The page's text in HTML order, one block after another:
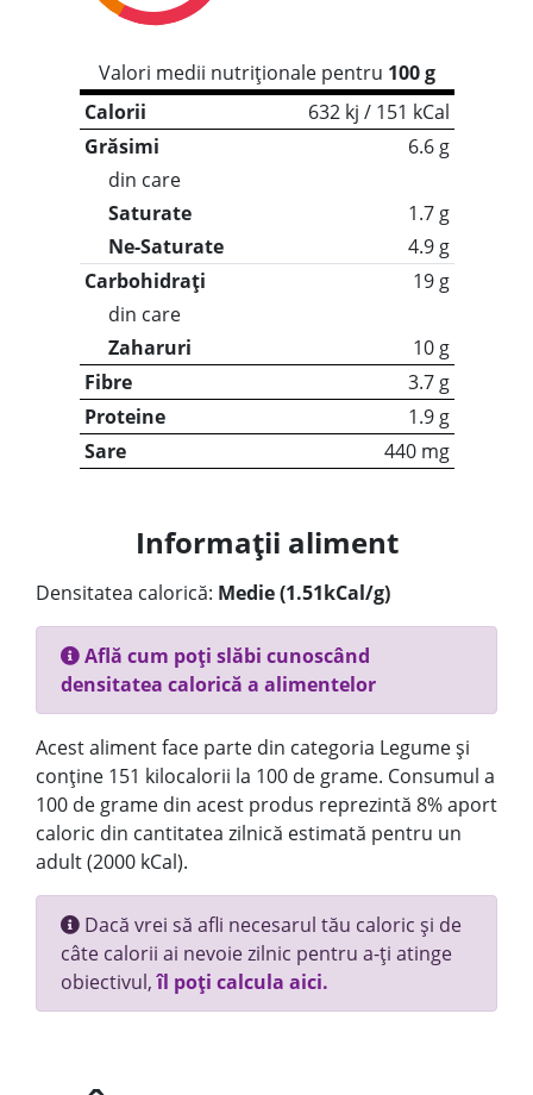
Valori medii nutriționale pentru 100 g
Calorii
632 kj / 151 kCal
Grăsimi
6.6 g
din care
Saturate
1.7 g
Ne-Saturate
4.9 g
Carbohidrați
19 g
din care
Zaharuri
10 g
Fibre
3.7 g
Proteine
1.9 g
Sare
440 mg
Informații aliment
Densitatea calorică: Medie (1.51kCal/g)
Află cum poți slăbi cunoscând
densitatea calorică a alimentelor
Acest aliment face parte din categoria Legume și
conține 151 kilocalorii la 100 de grame. Consumul a
100 de grame din acest produs reprezintă 8% aport
caloric din cantitatea zilnică estimată pentru un
adult (2000 kCal).
Dacă vrei să afli necesarul tău caloric și de
câte calorii ai nevoie zilnic pentru a-ți atinge
obiectivul,îl poți calcula aici.